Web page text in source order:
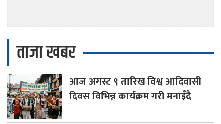
ताजा खबर
आजअगस्ट ९ तारिख विश्व आदिवासी
दिवस विभिन्न कार्यक्रम गरी मनाइँदै